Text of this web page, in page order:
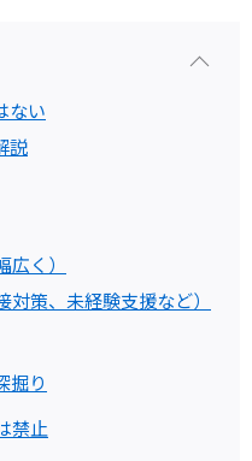
ない
説
く）
策、未経験支援など）
掘り
禁止